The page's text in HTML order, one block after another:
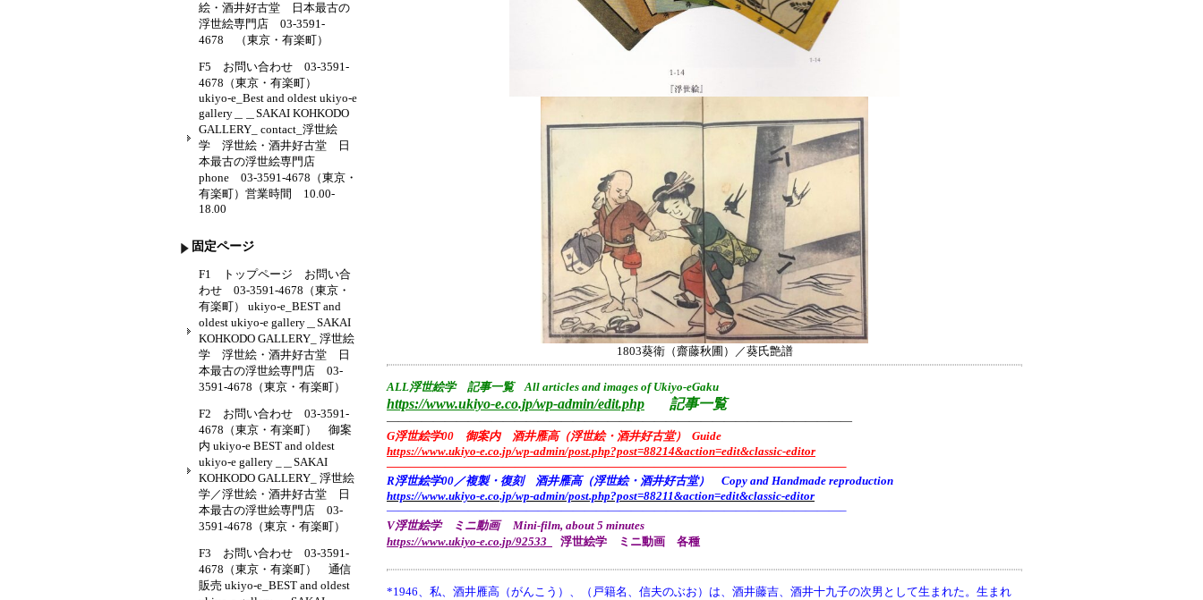
1803葵衛（齋藤秋圃）／葵氏艶譜
ALL浮世絵学 記事一覧 All articles and images of Ukiyo-eGaku
https://www.ukiyo-e.co.jp/wp-admin/edit.php 記事一覧
————————————————————————————————————————
G浮世絵学00 御案内 酒井雁高（浮世絵・酒井好古堂） Guide
https://www.ukiyo-e.co.jp/wp-admin/post.php?post=88214&action=edit&classic-editor
———————————————————————————————————————–
R浮世絵学00／複製・復刻 酒井雁高（浮世絵・酒井好古堂） Copy and Handmade reproduction
https://www.ukiyo-e.co.jp/wp-admin/post.php?post=88211&action=edit&classic-editor
———————————————————————————————————————–
V浮世絵学 ミニ動画 Mini-film, about 5 minutes
https://www.ukiyo-e.co.jp/92533
浮世絵学 ミニ動画 各種
*1946、 私、酒井雁高（がんこう）、（戸籍名、信夫のぶお）は、酒井藤吉、酒井十九子の次男として生まれた。生まれ
絵・酒井好古堂 日本最古の
浮世絵専門店 03-3591-
4678 （東京・有楽町）
F5 お問い合わせ 03-3591-
4678（東京・有楽町）
ukiyo-e_Best and oldest ukiyo-e
gallery＿＿SAKAI KOHKODO
GALLERY_ contact_浮世絵
学 浮世絵・酒井好古堂 日
本最古の浮世絵専門店
phone 03-3591-4678（東京・
有楽町）営業時間 10.00-
18.00
固定ページ
F1 トップページ お問い合
わせ 03-3591-4678（東京・
有楽町） ukiyo-e_BEST and
oldest ukiyo-e gallery＿SAKAI
KOHKODO GALLERY_ 浮世絵
学 浮世絵・酒井好古堂 日
本最古の浮世絵専門店 03-
3591-4678（東京・有楽町）
F2 お問い合わせ 03-3591-
4678（東京・有楽町） 御案
内 ukiyo-e BEST and oldest
ukiyo-e gallery _＿SAKAI
KOHKODO GALLERY_ 浮世絵
学／浮世絵・酒井好古堂 日
本最古の浮世絵専門店 03-
3591-4678（東京・有楽町）
F3 お問い合わせ 03-3591-
4678（東京・有楽町） 通信
販売 ukiyo-e_BEST and oldest